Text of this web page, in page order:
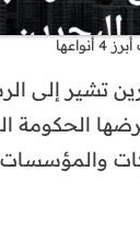
تشير إلى
الحكومة
والمؤسسات